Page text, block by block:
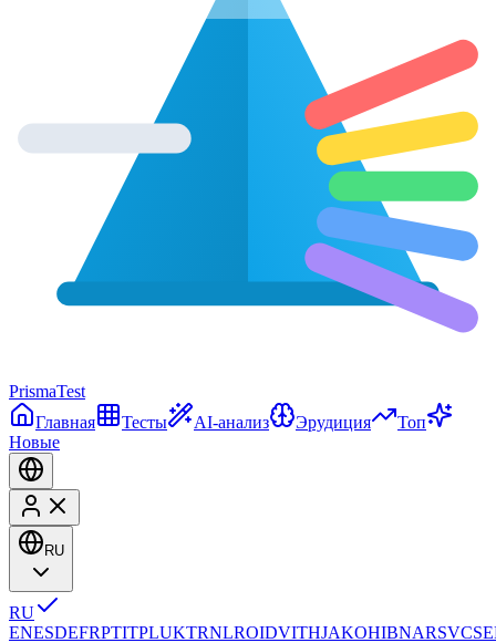
PrismaTest
Главная
Тесты AI-анализ Эрудиция
Топ
Новые
RU
RU
ENESDEFRPTITPLUKTRNLROIDVITHJAKOHIBNARSVCS